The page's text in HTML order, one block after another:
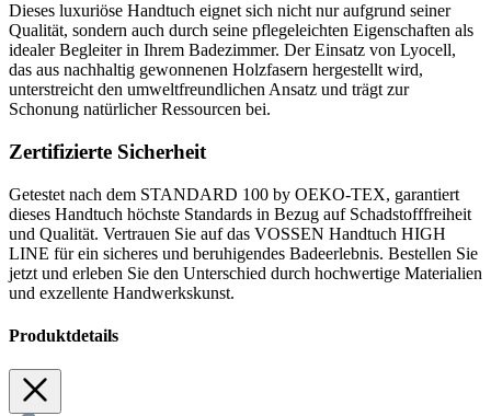
Dieses luxuriöse Handtuch eignet sich nicht nur aufgrund seiner
Qualität, sondern auch durch seine pflegeleichten Eigenschaften als
idealer Begleiter in Ihrem Badezimmer. Der Einsatz von Lyocell,
das aus nachhaltig gewonnenen Holzfasern hergestellt wird,
unterstreicht den umweltfreundlichen Ansatz und trägt zur
Schonung natürlicher Ressourcen bei.
Zertifizierte Sicherheit
Getestet nach dem STANDARD 100 by OEKO-TEX, garantiert
dieses Handtuch höchste Standards in Bezug auf Schadstofffreiheit
und Qualität. Vertrauen Sie auf das VOSSEN Handtuch HIGH
LINE für ein sicheres und beruhigendes Badeerlebnis. Bestellen Sie
jetzt und erleben Sie den Unterschied durch hochwertige Materialien
und exzellente Handwerkskunst.
Produktdetails